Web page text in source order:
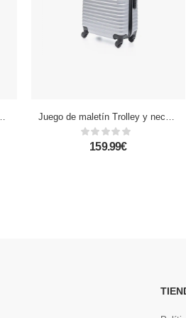
Cerradura numérica, 4 ruedas dobles giratorias 360° y extraíbles. Juego de maletín Trolley y neceser, en material ligero ABS de alta resistencia. Cerradura numérica, 4 ruedas giratorias 360.
159.99€